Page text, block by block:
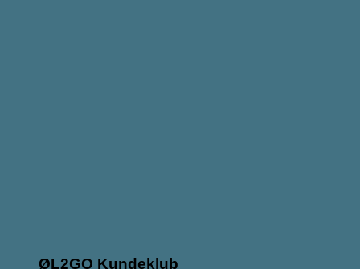
ØL2GO Kundeklub